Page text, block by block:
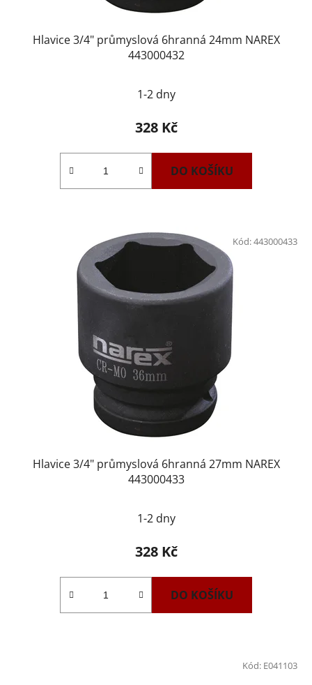
Hlavice 3/4" průmyslová 6hranná 24mm NAREX
443000432
1-2 dny
328 Kč
DO KOŠÍKU
Hlavice 3/4" průmyslová 6hranná 27mm NAREX
443000433
1-2 dny
328 Kč
DO KOŠÍKU
Kód:443000433
Kód: E041103